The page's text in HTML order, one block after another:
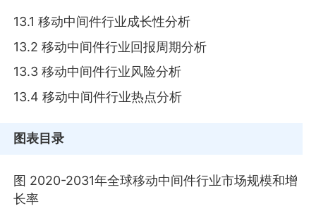
13.1 移动中间件行业成长性分析
13.2 移动中间件行业回报周期分析
13.3 移动中间件行业风险分析
13.4 移动中间件行业热点分析
图表目录
图 2020-2031年全球移动中间件行业市场规模和增
长率